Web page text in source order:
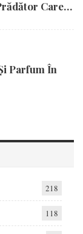
Care…
Parfum În
218
118